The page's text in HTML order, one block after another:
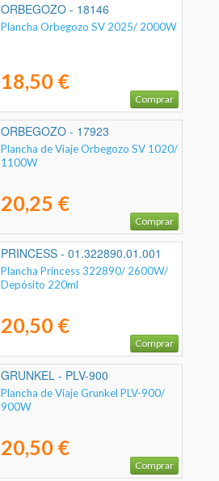
ORBEGOZO - 18146
Plancha Orbegozo SV 2025/ 2000W
18,50 €
Comprar
ORBEGOZO - 17923
Plancha de Viaje Orbegozo SV 1020/
1100W
20,25 €
Comprar
PRINCESS - 01.322890.01.001
Plancha Princess 322890/ 2600W/
Depósito 220ml
20,50 €
Comprar
GRUNKEL - PLV-900
Plancha de Viaje Grunkel PLV-900/
900W
20,50 €
Comprar